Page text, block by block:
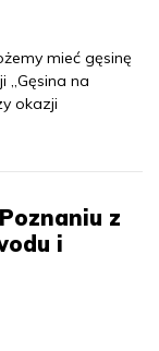
mieć gęsinę
„Gęsina na
okazji
z
i